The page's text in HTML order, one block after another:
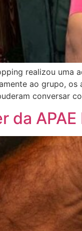
realizou uma
ao grupo,
conversar
da